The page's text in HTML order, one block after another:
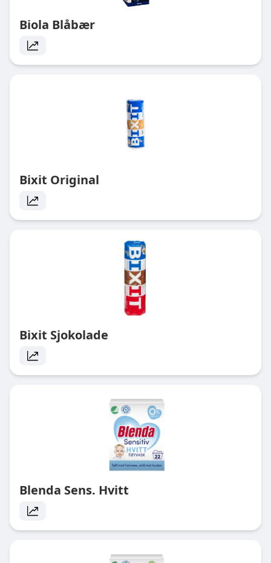
Biola Blåbær
Bixit Original
Bixit Sjokolade
Blenda Sens. Hvitt